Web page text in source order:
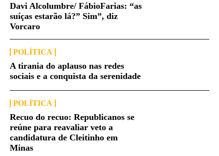
Davi Alcolumbre/ FábioFarias: “as
suíças estarão lá?” Sim”, diz
Vorcaro
POLÍTICA
A tirania do aplauso nas redes
sociais e a conquista da serenidade
POLÍTICA
Recuo do recuo: Republicanos se
reúne para reavaliar veto a
candidatura de Cleitinho em
Minas